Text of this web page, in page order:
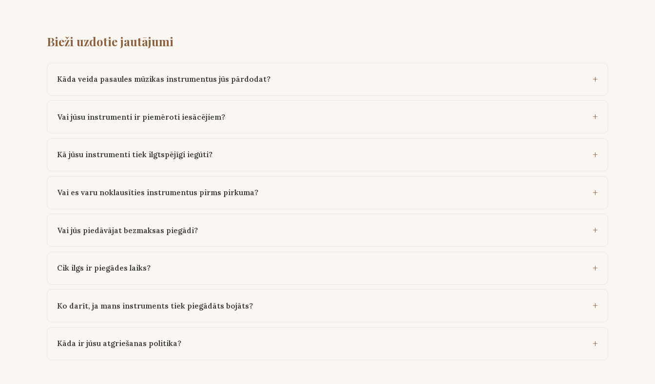
Bieži uzdotie jautājumi
Kāda veida pasaules mūzikas instrumentus jūs pārdodat?
Vai jūsu instrumenti ir piemēroti iesācējiem?
Kā jūsu instrumenti tiek ilgtspējīgi iegūti?
Vai es varu noklausīties instrumentus pirms pirkuma?
Vai jūs piedāvājat bezmaksas piegādi?
Cik ilgs ir piegādes laiks?
Ko darīt, ja mans instruments tiek piegādāts bojāts?
Kāda ir jūsu atgriešanas politika?